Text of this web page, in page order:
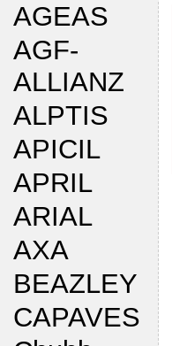
AGEAS
AGF-
ALLIANZ
ALPTIS
APICIL
APRIL
ARIAL
AXA
BEAZLEY
CAPAVES